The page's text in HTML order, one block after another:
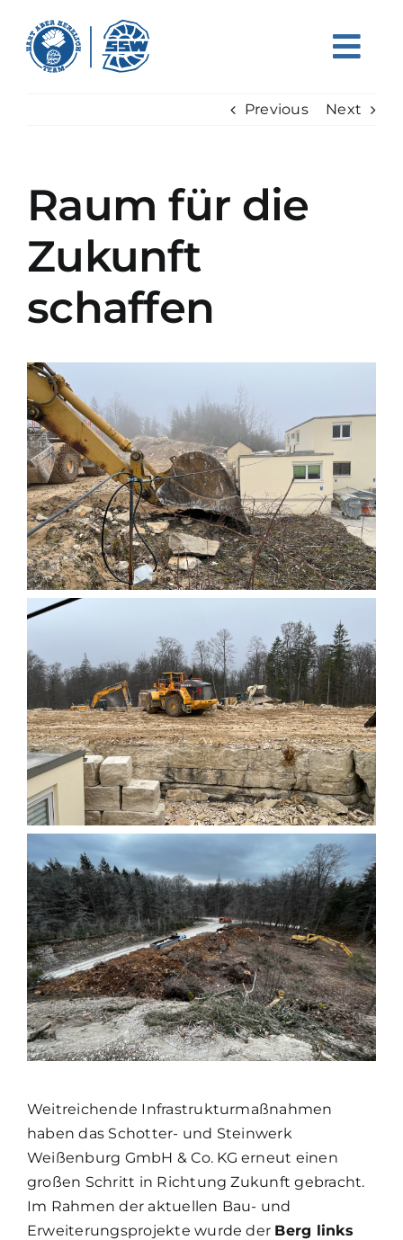
content
Previous Next
Raum für die
Zukunft
schaffen
Weitreichende Infrastrukturmaßnahmen
haben das Schotter- und Steinwerk
Weißenburg GmbH & Co. KG erneut einen
großen Schritt in Richtung Zukunft gebracht.
Im Rahmen der aktuellen Bau- und
Erweiterungsprojekte wurde der Berg links